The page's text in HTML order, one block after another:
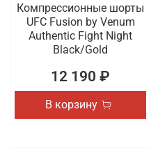
Компрессионные шорты
UFC Fusion by Venum
Authentic Fight Night
Black/Gold
12 190 ₽
В корзину